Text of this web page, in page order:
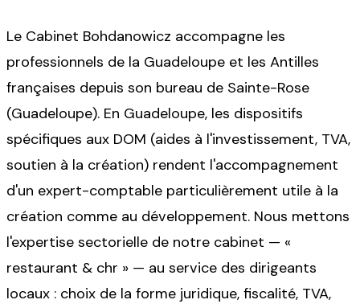
Le Cabinet Bohdanowicz accompagne les
professionnels de la Guadeloupe et les Antilles
françaises depuis son bureau de Sainte-Rose
(Guadeloupe). En Guadeloupe, les dispositifs
spécifiques aux DOM (aides à l'investissement, TVA,
soutien à la création) rendent l'accompagnement
d'un expert-comptable particulièrement utile à la
création comme au développement. Nous mettons
l'expertise sectorielle de notre cabinet — «
restaurant & chr » — au service des dirigeants
locaux : choix de la forme juridique, fiscalité, TVA,